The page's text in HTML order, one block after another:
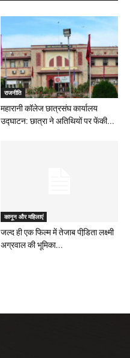
राजनीति
महारानी कॉलेज छात्रसंघ कार्यालय
उद्घाटन: छात्रा ने अतिथियों पर फेंकी...
कानून और महिलाएं
जल्द ही एक फिल्म में तेजाब पीडि़ता लक्ष्मी
अग्रवाल की भूमिका...